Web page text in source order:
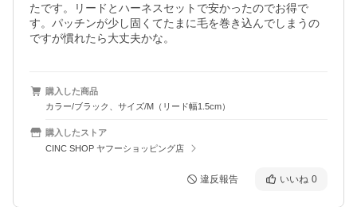
たです。リードとハーネスセットで安かったのでお得で
す。パッチンが少し固くてたまに毛を巻き込んでしまうの
ですが慣れたら大丈夫かな。
購入した商品
カラー/ブラック、サイズ/M（リード幅1.5cm）
購入したストア
CINC SHOP ヤフーショッピング店
違反報告 いいね 0